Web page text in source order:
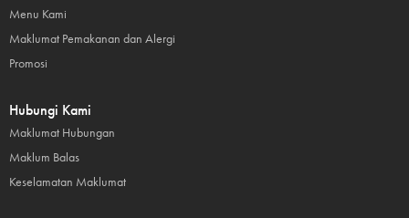
Menu Kami
Maklumat Pemakanan dan Alergi
Promosi
Hubungi Kami
Maklumat Hubungan
Maklum Balas
Keselamatan Maklumat